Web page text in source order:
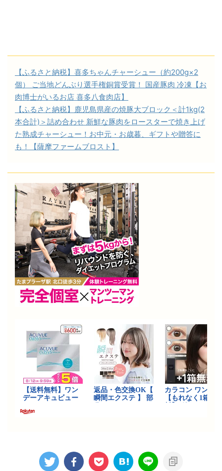
【ふるさと納税】喜多ちゃんチャーシュー（約200g×2
個） ご当地どんぶり選手権銅賞受賞！ 国産豚肉 冷凍【お
肉博士がいるお店 喜多八食肉店】
【ふるさと納税】鹿児島県産の焼豚大ブロック＜計1kg(2
本合計)＞詰め合わせ 新鮮な豚肉をロースターで焼き上げ
た熟成チャーシュー！お中元・お歳暮、ギフトや贈答に
も！【薩摩ファームブロスト】